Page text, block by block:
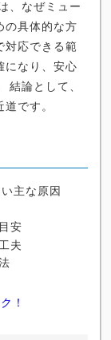
、なぜミュー
の具体的な方
対応できる範
になり、安心
論として、
です。
主な原因
安
夫
！